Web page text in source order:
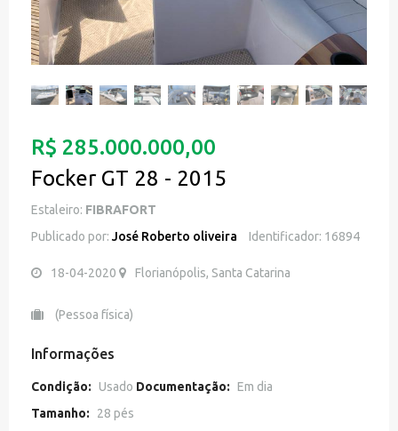
R$ 285.000.000,00
Focker GT 28 - 2015
Estaleiro: FIBRAFORT
Publicado por: José Roberto oliveira Identificador: 16894
18-04-2020 Florianópolis, Santa Catarina
(Pessoa física)
Informações
Condição: Usado Documentação: Em dia
Tamanho:
28 pés